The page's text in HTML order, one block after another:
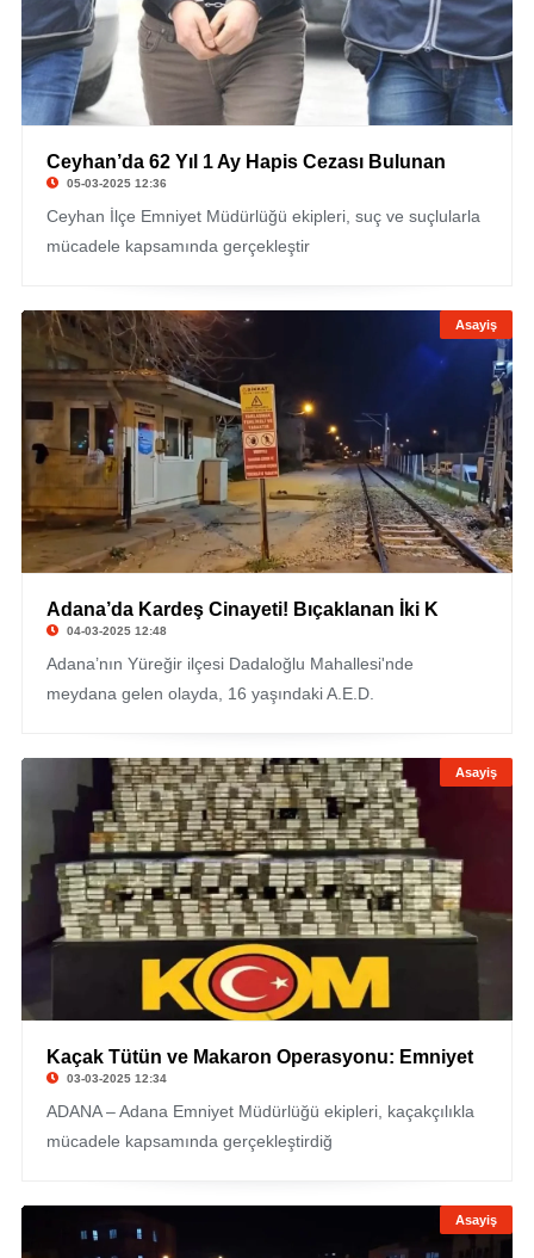
Ceyhan’da 62 Yıl 1 Ay Hapis Cezası Bulunan
05-03-2025 12:36
Ceyhan İlçe Emniyet Müdürlüğü ekipleri, suç ve suçlularla
mücadele kapsamında gerçekleştir
Asayiş
Adana’da Kardeş Cinayeti! Bıçaklanan İki K
04-03-2025 12:48
Adana’nın Yüreğir ilçesi Dadaloğlu Mahallesi'nde
meydana gelen olayda, 16 yaşındaki A.E.D.
Asayiş
Kaçak Tütün ve Makaron Operasyonu: Emniyet
03-03-2025 12:34
ADANA – Adana Emniyet Müdürlüğü ekipleri, kaçakçılıkla
mücadele kapsamında gerçekleştirdiğ
Asayiş